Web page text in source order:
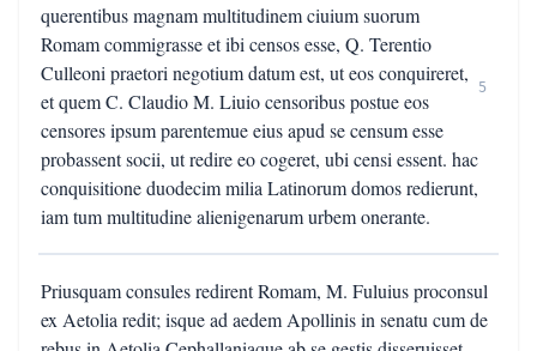
querentibus magnam multitudinem ciuium suorum
Romam commigrasse et ibi censos esse, Q. Terentio
Culleoni praetori negotium datum est, ut eos conquireret,
et quem C. Claudio M. Liuio censoribus postue eos
censores ipsum parentemue eius apud se censum esse
probassent socii, ut redire eo cogeret, ubi censi essent. hac
conquisitione duodecim milia Latinorum domos redierunt,
iam tum multitudine alienigenarum urbem onerante.
5
Priusquam consules redirent Romam, M. Fuluius proconsul
ex Aetolia redit; isque ad aedem Apollinis in senatu cum de